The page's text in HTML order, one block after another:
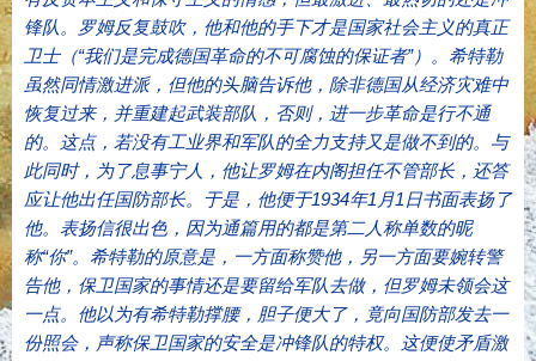
锋队。罗姆反复鼓吹，他和他的手下才是国家社会主义的真正
卫士（“我们是完成德国革命的不可腐蚀的保证者”）。希特勒
虽然同情激进派，但他的头脑告诉他，除非德国从经济灾难中
恢复过来，并重建起武装部队，否则，进一步革命是行不通
的。这点，若没有工业界和军队的全力支持又是做不到的。与
此同时，为了息事宁人，他让罗姆在内阁担任不管部长，还答
应让他出任国防部长。于是，他便于1934年1月1日书面表扬了
他。表扬信很出色，因为通篇用的都是第二人称单数的昵
称“你”。希特勒的原意是，一方面称赞他，另一方面要婉转警
告他，保卫国家的事情还是要留给军队去做，但罗姆未领会这
一点。他以为有希特勒撑腰，胆子便大了，竟向国防部发去一
份照会，声称保卫国家的安全是冲锋队的特权。这便使矛盾激